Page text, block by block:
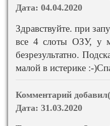
Дата: 04.04.2020
Здравствуйте. при
все 4 слоты ОЗУ, у
безрезультатно.
малой в истерике :-
Комментарий
Дата: 31.03.2020